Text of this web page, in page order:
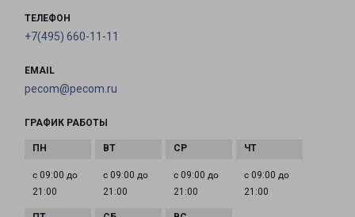
ТЕЛЕФОН
+7(495) 660-11-11
EMAIL
pecom@pecom.ru
ГРАФИК РАБОТЫ
с 09:00 до
21:00
с 09:00 до
21:00
с 09:00 до
21:00
с 09:00 до
21:00